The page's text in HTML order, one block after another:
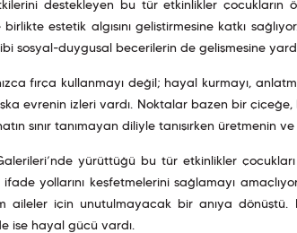
destekleyen bu tür etkinlikler çocukların
estetik algısını geliştirmesine katkı
sosyal-duygusal becerilerin de gelişmesine
fırça kullanmayı değil; hayal kurmayı,
evrenin izleri vardı. Noktalar bazen bir
sınır tanımayan diliyle tanışırken üretmenin
yürüttüğü bu tür etkinlikler
yollarını keşfetmelerini sağlamayı
aileler için unutulmayacak bir anıya
ise hayal gücü vardı.